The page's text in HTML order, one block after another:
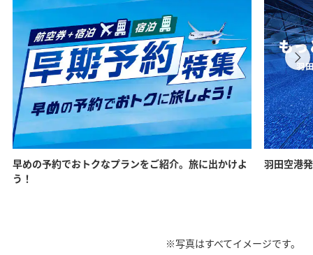
早めの予約でおトクなプランをご紹介。旅に出かけよ
う！
羽田空港
※写真はすべてイメージです。